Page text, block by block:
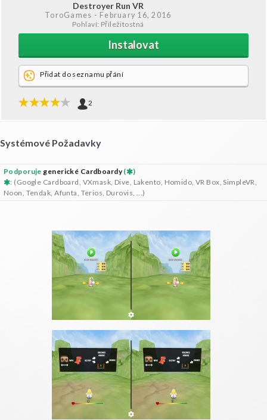
Destroyer Run VR
ToroGames - February 16, 2016
Pohlaví: Příležitostná
Instalovat
Přidat do seznamu přání
2
Systémové Požadavky
Podporujegenerické Cardboardy(
)
: (Google Cardboard, VXmask, Dive, Lakento, Homido, VR Box, SimpleVR,
Noon, Tendak, Afunta, Terios, Durovis, ...)